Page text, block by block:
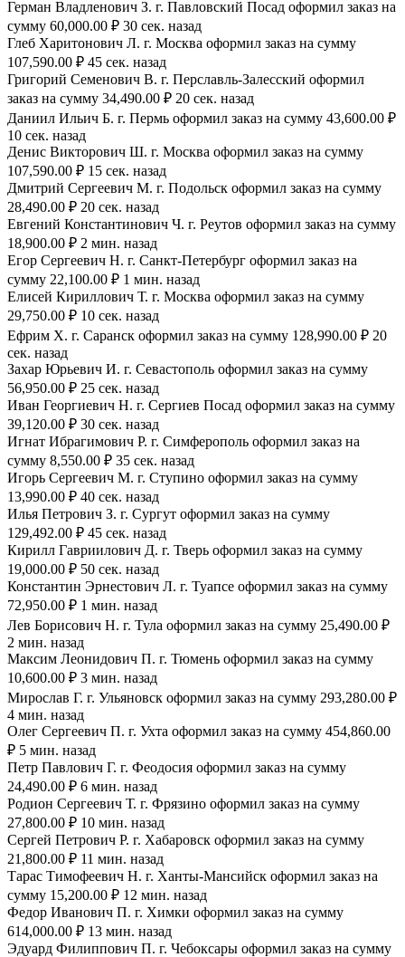
Герман Владленович З. г. Павловский Посад оформил заказ на
сумму 60,000.00 ₽ 30 сек. назад
Глеб Харитонович Л. г. Москва оформил заказ на сумму
107,590.00 ₽ 45 сек. назад
Григорий Семенович В. г. Перславль-Залесский оформил
заказ на сумму 34,490.00 ₽ 20 сек. назад
Даниил Ильич Б. г. Пермь оформил заказ на сумму 43,600.00 ₽
10 сек. назад
Денис Викторович Ш. г. Москва оформил заказ на сумму
107,590.00 ₽ 15 сек. назад
Дмитрий Сергеевич М. г. Подольск оформил заказ на сумму
28,490.00 ₽ 20 сек. назад
Евгений Константинович Ч. г. Реутов оформил заказ на сумму
18,900.00 ₽ 2 мин. назад
Егор Сергеевич Н. г. Санкт-Петербург оформил заказ на
сумму 22,100.00 ₽ 1 мин. назад
Елисей Кириллович Т. г. Москва оформил заказ на сумму
29,750.00 ₽ 10 сек. назад
Ефрим Х. г. Саранск оформил заказ на сумму 128,990.00 ₽ 20
сек. назад
Захар Юрьевич И. г. Севастополь оформил заказ на сумму
56,950.00 ₽ 25 сек. назад
Иван Георгиевич Н. г. Сергиев Посад оформил заказ на сумму
39,120.00 ₽ 30 сек. назад
Игнат Ибрагимович Р. г. Симферополь оформил заказ на
сумму 8,550.00 ₽ 35 сек. назад
Игорь Сергеевич М. г. Ступино оформил заказ на сумму
13,990.00 ₽ 40 сек. назад
Илья Петрович З. г. Сургут оформил заказ на сумму
129,492.00 ₽ 45 сек. назад
Кирилл Гавриилович Д. г. Тверь оформил заказ на сумму
19,000.00 ₽ 50 сек. назад
Константин Эрнестович Л. г. Туапсе оформил заказ на сумму
72,950.00 ₽ 1 мин. назад
Лев Борисович Н. г. Тула оформил заказ на сумму 25,490.00 ₽
2 мин. назад
Максим Леонидович П. г. Тюмень оформил заказ на сумму
10,600.00 ₽ 3 мин. назад
Мирослав Г. г. Ульяновск оформил заказ на сумму 293,280.00 ₽
4 мин. назад
Олег Сергеевич П. г. Ухта оформил заказ на сумму 454,860.00
₽ 5 мин. назад
Петр Павлович Г. г. Феодосия оформил заказ на сумму
24,490.00 ₽ 6 мин. назад
Родион Сергеевич Т. г. Фрязино оформил заказ на сумму
27,800.00 ₽ 10 мин. назад
Сергей Петрович Р. г. Хабаровск оформил заказ на сумму
21,800.00 ₽ 11 мин. назад
Тарас Тимофеевич Н. г. Ханты-Мансийск оформил заказ на
сумму 15,200.00 ₽ 12 мин. назад
Федор Иванович П. г. Химки оформил заказ на сумму
614,000.00 ₽ 13 мин. назад
Эдуард Филиппович П. г. Чебоксары оформил заказ на сумму